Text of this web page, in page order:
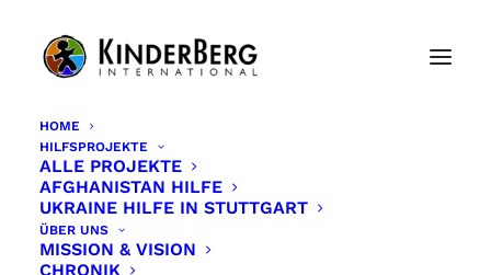
HOME
HILFSPROJEKTE
ALLE PROJEKTE
AFGHANISTAN HILFE
UKRAINE HILFE IN STUTTGART
ÜBER UNS
MISSION & VISION
CHRONIK